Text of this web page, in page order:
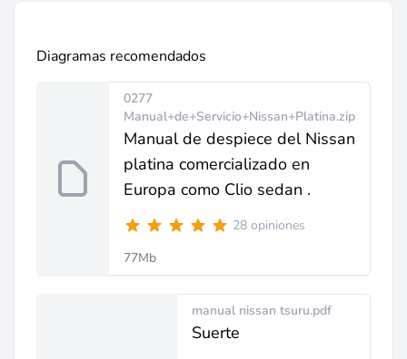
Diagramas recomendados
0277
Manual+de+Servicio+Nissan+Platina.zip
Manual de despiece del Nissan
platina comercializado en
Europa como Clio sedan .
28 opiniones
77Mb
manual nissan tsuru.pdf
Suerte